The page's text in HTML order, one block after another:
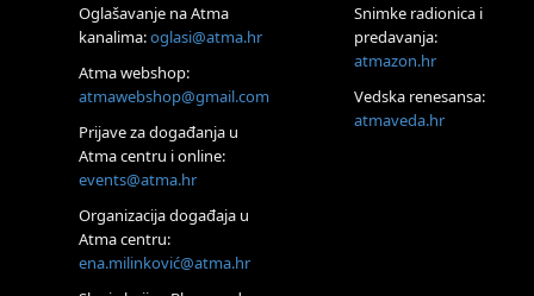
Online
Visoko
Alemka Dauskardt – Jednodnevna radionica sistemskih
konstelacija
HOD PO ŽERAVICI – Seminar koji mijenja tijelo, duh i um
SoulFest – Festival glazbe, mudrosti i zajedništva
Radoboj
Oglašavanje na Atma
kanalima:oglasi@atma.hr
Atma webshop:
atmawebshop@gmail.com
Prijave za događanja u
Atma centru i online:
events@atma.hr
Organizacija događaja u
Atma centru:
ena.milinković@atma.hr
Snimke radionica i
predavanja:
atmazon.hr
Vedska renesansa:
atmaveda.hr